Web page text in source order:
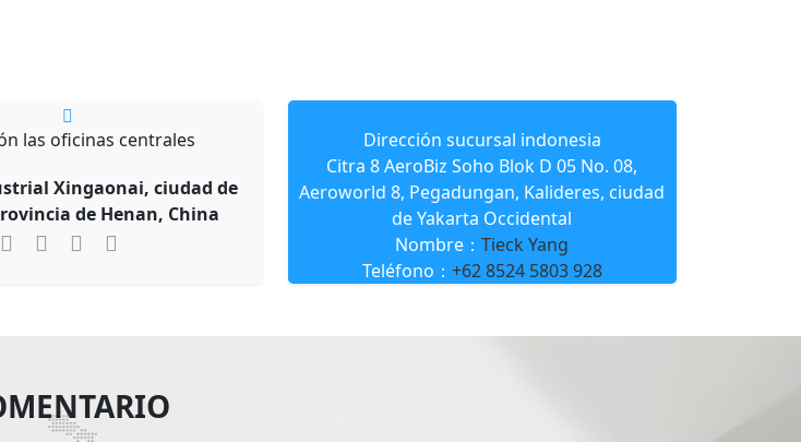
las oficinas centrales
Xingaonai, ciudad de
de Henan, China
Dirección sucursal indonesia
Citra 8 AeroBiz Soho Blok D 05 No. 08,
Aeroworld 8, Pegadungan, Kalideres, ciudad
de Yakarta Occidental
Nombre：Tieck Yang
Teléfono： +62 8524 5803 928